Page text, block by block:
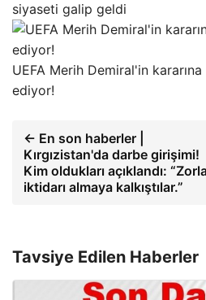
siyaseti galip geldi
UEFA Merih Demiral'in
ediyor!
← En son haberler |
Kırgızistan'da darbe girişimi!
Kim oldukları açıklandı:
iktidarı almaya kalkıştılar.”
Tavsiye Edilen Haberler